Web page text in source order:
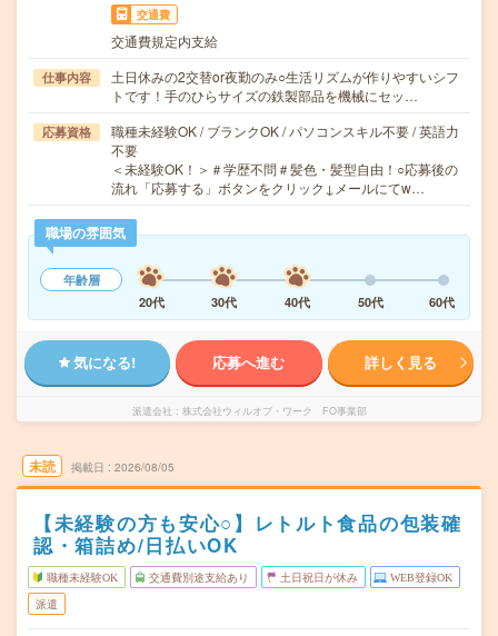
交通費
交通費規定内支給
仕事内容
土日休みの2交替or夜勤のみ○生活リズムが作りやすいシフ
トです！手のひらサイズの鉄製部品を機械にセッ…
応募資格
職種未経験OK / ブランクOK / パソコンスキル不要 / 英語力
不要
＜未経験OK！＞＃学歴不問＃髪色・髪型自由！○応募後の
流れ「応募する」ボタンをクリック↓メールにてw…
職場の雰囲気
年齢層
20代
30代 40代 50代 60代
気になる! 応募へ進む 詳しく見る
派遣会社 株式会社ウィルオブ・ワーク FO事業部
未読 掲載日 2026/08/05
【未経験の方も安心○】レトルト食品の包装確
認・箱詰め/日払いOK
職種未経験OK 交通費別途支給あり 土日祝日が休み WEB登録OK
派遣